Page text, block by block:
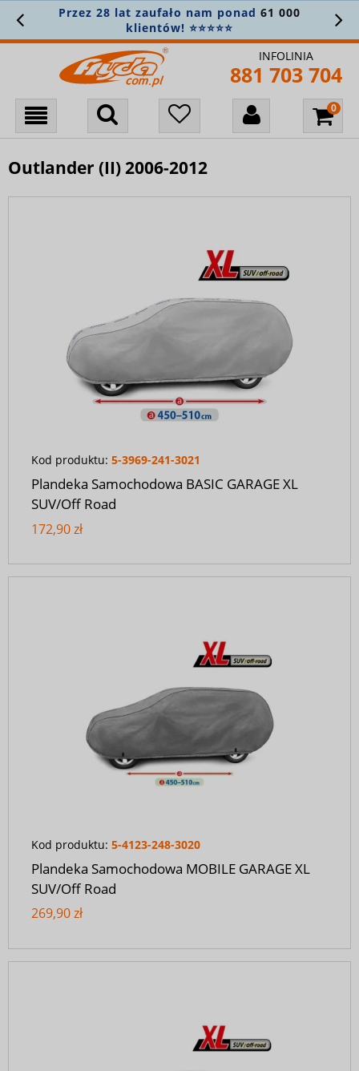
Przez 28 lat zaufało nam ponad61 000
klientów! ⭐⭐⭐⭐⭐
INFOLINIA
881 703 704
Outlander (II) 2006-2012
Kod produktu: 5-3969-241-3021
Plandeka Samochodowa BASIC GARAGE XL
SUV/Off Road
172,90 zł
Kod produktu: 5-4123-248-3020
Plandeka Samochodowa MOBILE GARAGE XL
SUV/Off Road
269,90 zł